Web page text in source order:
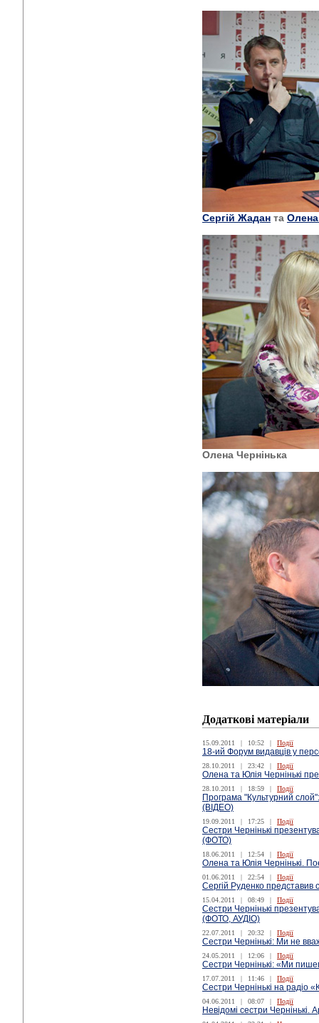
Сергій Жадан та Олена
Олена Чернінька
Додаткові матеріали
15.09.2011 | 10:52 | Події
18-ий Форум видавців у
28.10.2011 | 23:42 | Події
Олена та Юлія Чернінькі
28.10.2011 | 18:59 | Події
Програма "Культурний
(ВІДЕО)
19.09.2011 | 17:25 | Події
Сестри Чернінькі
(ФОТО)
18.06.2011 | 12:54 | Події
Олена та Юлія Чернінькі.
01.06.2011 | 22:54 | Події
Сергій Руденко представив
15.04.2011 | 08:49 | Події
Сестри Чернінькі
(ФОТО, АУДІО)
22.07.2011 | 20:32 | Події
Сестри Чернінькі: Ми не
24.05.2011 | 12:06 | Події
Сестри Чернінькі: «Ми
17.07.2011 | 11:46 | Події
Сестри Чернінькі на радіо
04.06.2011 | 08:07 | Події
Невідомі сестри Чернінькі.